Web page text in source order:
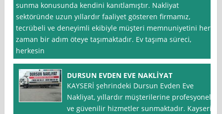
sunma konusunda kendini kanıtlamıştır. Nakliyat
sektöründe uzun yıllardır faaliyet gösteren firmamız,
tecrübeli ve deneyimli ekibiyle müşteri memnuniyetini her
zaman bir adım öteye taşımaktadır. Ev taşıma süreci,
herkesin
DURSUN EVDEN EVE NAKLİYAT
KAYSERİ şehrindeki Dursun Evden Eve
Nakliyat, yıllardır müşterilerine profesyonel
ve güvenilir hizmetler sunmaktadır. Kayseri